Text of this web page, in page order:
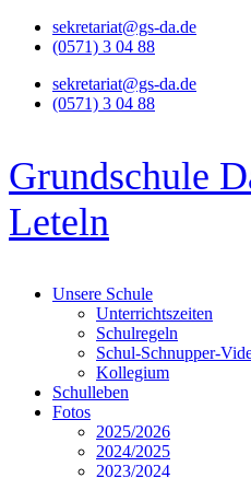
sekretariat@gs-da.de
(0571) 3 04 88
sekretariat@gs-da.de
(0571) 3 04 88
Grundschule
Leteln
Unsere Schule
Unterrichtszeiten
Schulregeln
Schul-Schnupper-
Kollegium
Schulleben
Fotos
2025/2026
2024/2025
2023/2024